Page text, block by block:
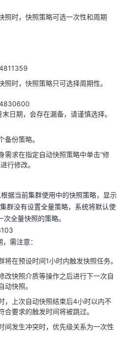
照时，快照策略可选一次性和周期
照时，快照策略只可选择周期性。
日期，会存在漏备，请谨慎选择。
备份策略。
需求在指定自动快照策略中单击“修
行修改。
据当前集群使用中的快照策略，显示
群没有设置全量策略，系统将默认使
全量快照的策略。
需注意：
将在预设时间1小时内触发快照任务。
改快照介质等操作之后进行下一次自
动快照。
，上次自动快照结束后4小时以内不
合要求的触发时间将被跳过。
间发生冲突时，优先级关系为一次性